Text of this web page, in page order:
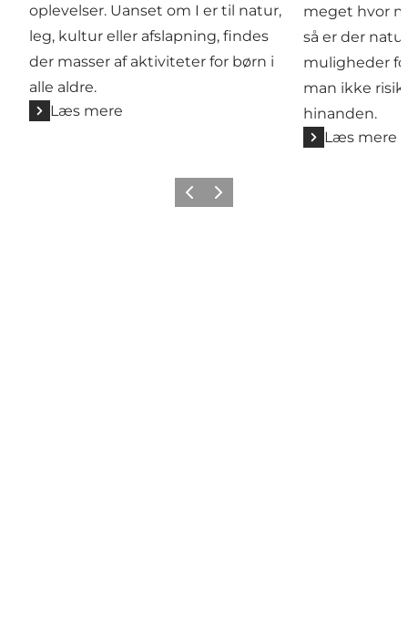
oplevelser. Uanset om I er til natur,
leg, kultur eller afslapning, findes
der masser af aktiviteter for børn i
alle aldre.
Læs mere
meget hvor
så er der
muligheder
man ikke
hinanden.
Læs mere
Forrige billede
Næste billede